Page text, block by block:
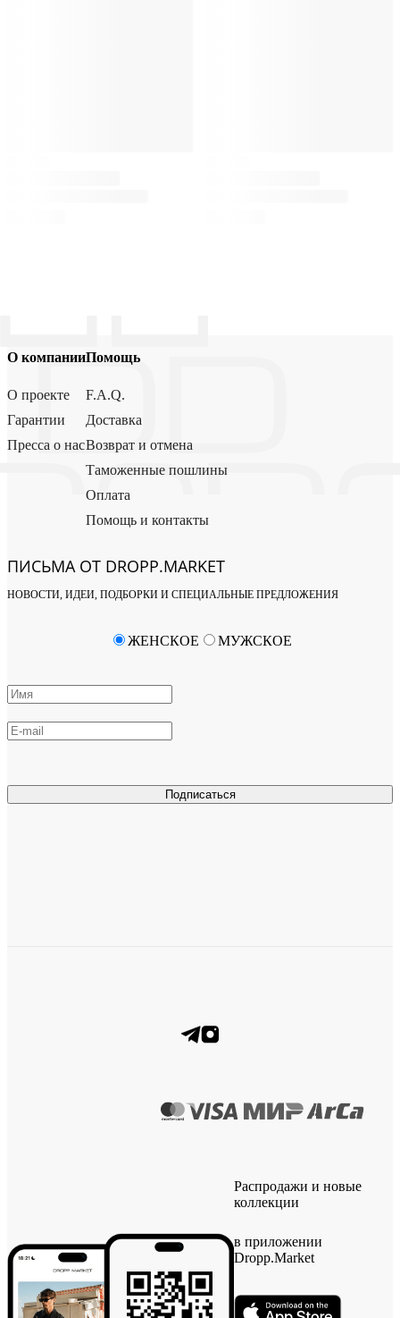
О компании
О проекте
Гарантии
Пресса о нас
Помощь
F.A.Q.
Доставка
Возврат и отмена
Таможенные пошлины
Оплата
Помощь и контакты
ПИСЬМА ОТ DROPP.MARKET
НОВОСТИ, ИДЕИ, ПОДБОРКИ И СПЕЦИАЛЬНЫЕ ПРЕДЛОЖЕНИЯ
Подписаться
ЖЕНСКОЕ МУЖСКОЕ
Распродажи и новые
коллекции
в приложении
Dropp.Market